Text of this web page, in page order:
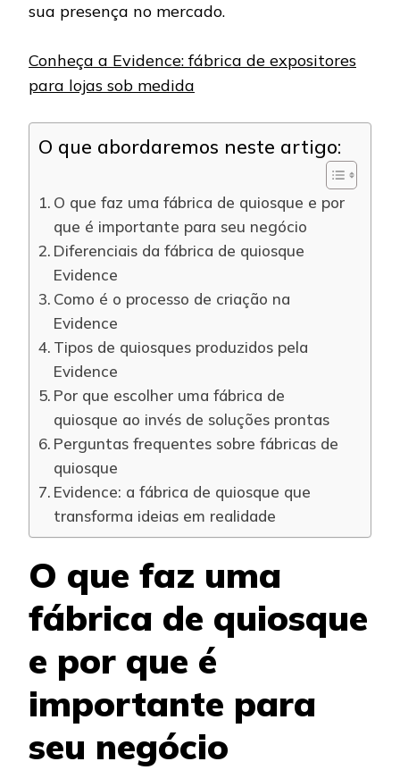
sua presença no mercado.
Conheça a Evidence: fábrica de expositores
para lojas sob medida
O que abordaremos neste artigo:
O que faz uma fábrica de quiosque e por
que é importante para seu negócio
Diferenciais da fábrica de quiosque
Evidence
Como é o processo de criação na
Evidence
Tipos de quiosques produzidos pela
Evidence
Por que escolher uma fábrica de
quiosque ao invés de soluções prontas
Perguntas frequentes sobre fábricas de
quiosque
Evidence: a fábrica de quiosque que
transforma ideias em realidade
O que faz uma
fábrica de quiosque
e por que é
importante para
seu negócio